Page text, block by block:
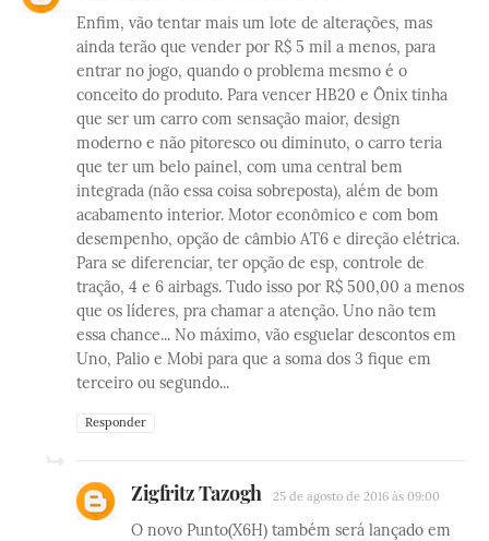
Enfim, vão tentar mais um lote de alterações, mas
ainda terão que vender por R$ 5 mil a menos, para
entrar no jogo, quando o problema mesmo é o
conceito do produto. Para vencer HB20 e Ônix tinha
que ser um carro com sensação maior, design
moderno e não pitoresco ou diminuto, o carro teria
que ter um belo painel, com uma central bem
integrada (não essa coisa sobreposta), além de bom
acabamento interior. Motor econômico e com bom
desempenho, opção de câmbio AT6 e direção elétrica.
Para se diferenciar, ter opção de esp, controle de
tração, 4 e 6 airbags. Tudo isso por R$ 500,00 a menos
que os líderes, pra chamar a atenção. Uno não tem
essa chance... No máximo, vão esguelar descontos em
Uno, Palio e Mobi para que a soma dos 3 fique em
terceiro ou segundo...
Responder
Zigfritz Tazogh 25 de agosto de 2016 às 09:00
O novo Punto(X6H) também será lançado em